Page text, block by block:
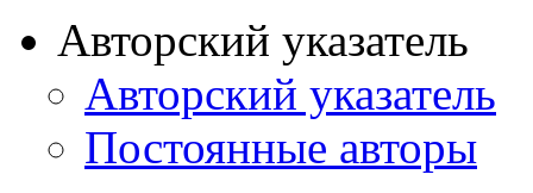
Авторский указатель
Авторский указатель
Постоянные авторы